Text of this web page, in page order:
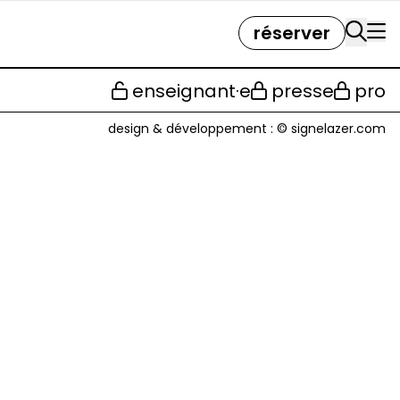
réserver
enseignant·e presse pro
design & développement : © signelazer.com